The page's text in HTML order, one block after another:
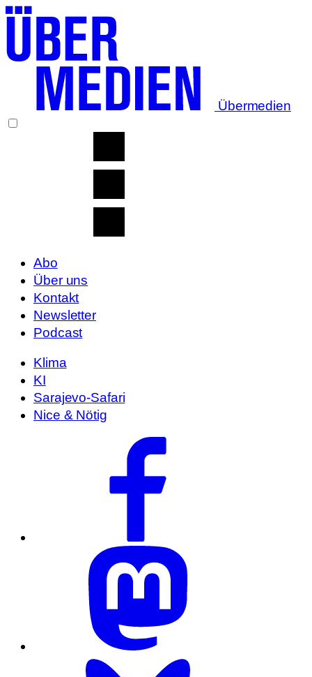
Übermedien
Abo
Über uns
Kontakt
Newsletter
Podcast
Klima
KI
Sarajevo-Safari
Nice & Nötig